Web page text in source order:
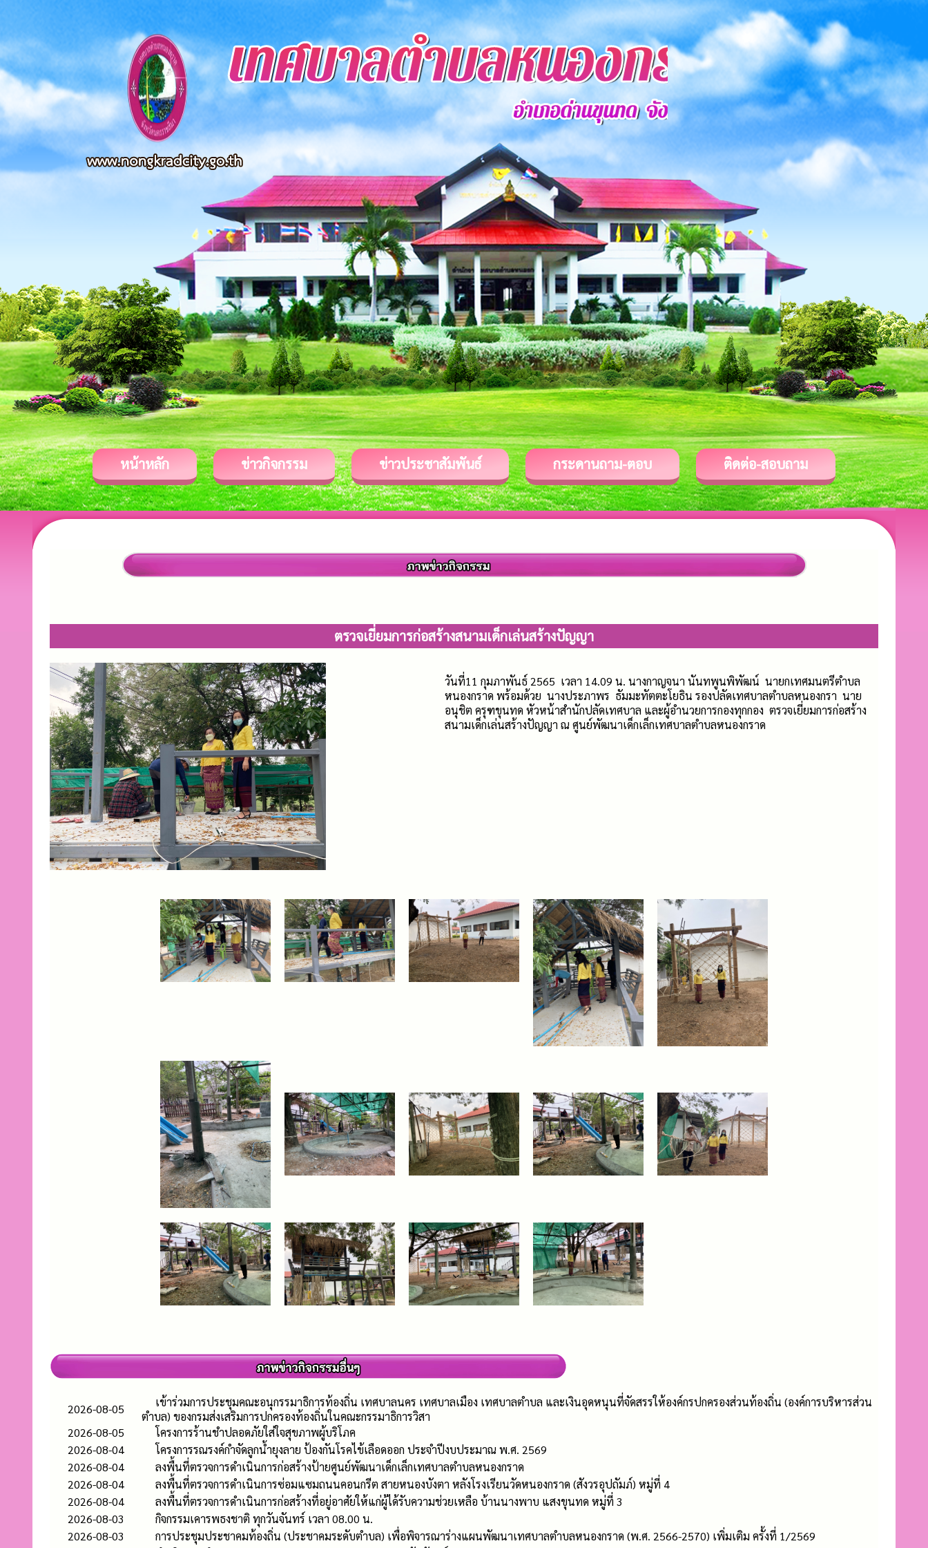
หน้าหลัก ข่าวกิจกรรม ข่าวประชาสัมพันธ์ กระดานถาม-ตอบ ติดต่อ-สอบถาม
ตรวจเยี่ยมการก่อสร้างสนามเด็กเล่นสร้างปัญญา
วันที่11 กุมภาพันธ์ 2565 เวลา 14.09 น. นางกาญจนา นันทพูนพิพัฒน์ นายกเทศมนตรีตำบล
หนองกราด พร้อมด้วย นางประภาพร ธัมมะทัตตะโยธิน รองปลัดเทศบาลตำบลหนองกรา นาย
อนุชิต ครุฑขุนทด หัวหน้าสำนักปลัดเทศบาล และผู้อำนวยการกองทุกกอง ตรวจเยี่ยมการก่อสร้าง
สนามเด็กเล่นสร้างปัญญา ณ ศูนย์พัฒนาเด็กเล็กเทศบาลตำบลหนองกราด
2026-08-05
เข้าร่วมการประชุมคณะอนุกรรมาธิการท้องถิ่น เทศบาลนคร เทศบาลเมือง เทศบาลตำบล และเงินอุดหนุนที่จัดสรรให้องค์กรปกครองส่วนท้องถิ่น (องค์การบริหารส่วน
ตำบล) ของกรมส่งเสริมการปกครองท้องถิ่นในคณะกรรมาธิการวิสา
2026-08-05
โครงการร้านชำปลอดภัยใส่ใจสุขภาพผู้บริโภค
2026-08-04
โครงการรณรงค์กำจัดลูกน้ำยุงลาย ป้องกันโรคไข้เลือดออก ประจำปีงบประมาณ พ.ศ. 2569
2026-08-04
ลงพื้นที่ตรวจการดำเนินการก่อสร้างป้ายศูนย์พัฒนาเด็กเล็กเทศบาลตำบลหนองกราด
2026-08-04
ลงพื้นที่ตรวจการดำเนินการซ่อมแซมถนนคอนกรีต สายหนองบังตา หลังโรงเรียนวัดหนองกราด (สังวรอุปถัมภ์) หมู่ที่ 4
2026-08-04
ลงพื้นที่ตรวจการดำเนินการก่อสร้างที่อยู่อาศัยให้แก่ผู้ได้รับความช่วยเหลือ บ้านนางพาบ แสงขุนทด หมู่ที่ 3
2026-08-03
กิจกรรมเคารพธงชาติ ทุกวันจันทร์ เวลา 08.00 น.
2026-08-03
การประชุมประชาคมท้องถิ่น (ประชาคมระดับตำบล) เพื่อพิจารณาร่างแผนพัฒนาเทศบาลตำบลหนองกราด (พ.ศ. 2566-2570) เพิ่มเติม ครั้งที่ 1/2569